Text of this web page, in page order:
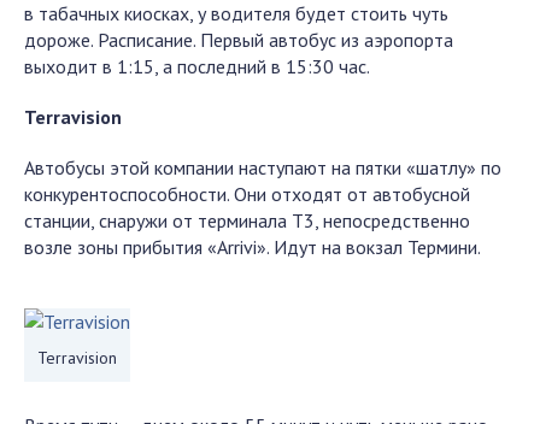
в табачных киосках, у водителя будет стоить чуть
дороже. Расписание. Первый автобус из аэропорта
выходит в 1:15, а последний в 15:30 час.
Terravision
Автобусы этой компании наступают на пятки «шатлу» по
конкурентоспособности. Они отходят от автобусной
станции, снаружи от терминала Т3, непосредственно
возле зоны прибытия «Arrivi». Идут на вокзал Термини.
Terravision